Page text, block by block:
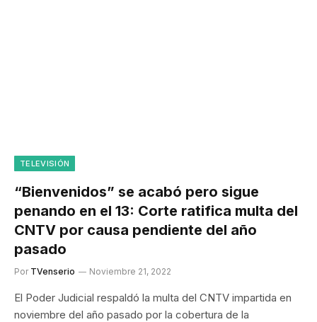
TELEVISIÓN
“Bienvenidos” se acabó pero sigue
penando en el 13: Corte ratifica multa del
CNTV por causa pendiente del año
pasado
Por TVenserio Noviembre 21, 2022
El Poder Judicial respaldó la multa del CNTV impartida en
noviembre del año pasado por la cobertura de la